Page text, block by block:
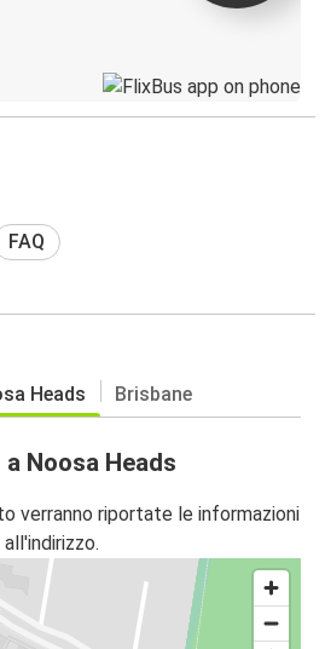
FAQ
Heads Brisbane
Noosa Heads
verranno riportate le informazioni